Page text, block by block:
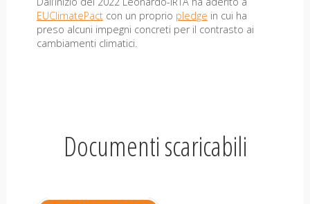
EUClimatePactcon un proprio pledge in cui ha
preso alcuni impegni concreti per il contrasto ai
cambiamenti climatici.
Documenti scaricabili